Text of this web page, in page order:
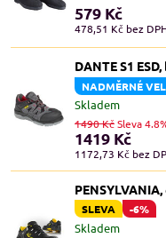
579 Kč
478,51 Kč bez
DANTE S1
NADMĚRNÉ
Skladem
1419 Kč
1172,73 Kč bez
1490 KčSleva
SLEVA -6%
Skladem